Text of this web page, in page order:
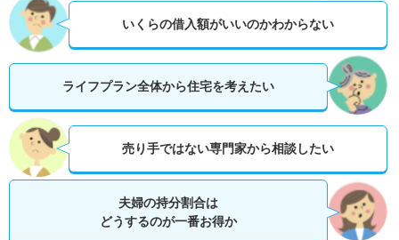
いくらの借入額がいいのかわからない
ライフプラン全体から住宅を考えたい
売り手ではない専門家から相談したい
夫婦の持分割合は
どうするのが一番お得か